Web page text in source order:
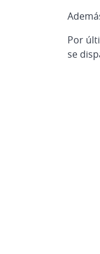
Por
se